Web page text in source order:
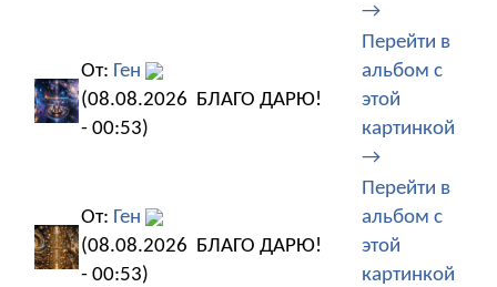
→
От: Ген
(08.08.2026
- 00:53)
БЛАГО ДАРЮ!
Перейти в
альбом с
этой
картинкой
→
От: Ген
(08.08.2026
- 00:53)
БЛАГО ДАРЮ!
Перейти в
альбом с
этой
картинкой